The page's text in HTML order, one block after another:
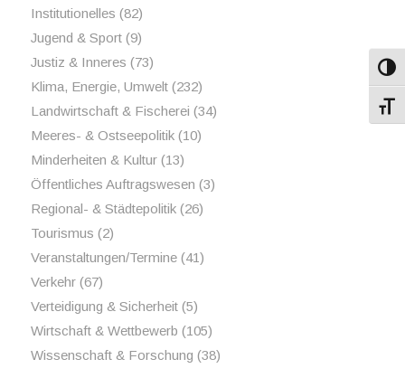
Institutionelles (82)
Jugend & Sport(9)
Justiz & Inneres (73)
Klima, Energie, Umwelt(232)
Landwirtschaft & Fischerei (34)
Meeres- & Ostseepolitik(10)
Minderheiten & Kultur(13)
Öffentliches Auftragswesen (3)
Regional- & Städtepolitik(26)
Tourismus (2)
Veranstaltungen/Termine(41)
Verkehr(67)
Verteidigung & Sicherheit(5)
Wirtschaft & Wettbewerb (105)
Wissenschaft & Forschung (38)